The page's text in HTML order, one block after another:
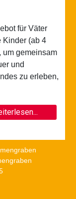
für Väter
Kinder (ab 4
um gemeinsam
und
zu erleben,